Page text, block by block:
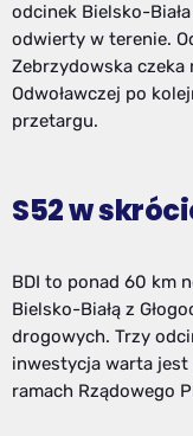
odcinek Bielsko-
odwierty w terenie.
Zebrzydowska
Odwoławczej po
przetargu.
S52 w
BDI to ponad 60 km
Bielsko-Białą z
drogowych. Trzy
inwestycja warta jest
ramach Rządowego